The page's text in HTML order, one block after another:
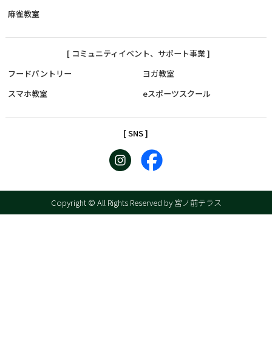
麻雀教室
[ コミュニティイベント、サポート事業 ]
フードパントリー
ヨガ教室
スマホ教室
eスポーツスクール
[ SNS ]
Copyright © All Rights Reserved by 宮ノ前テラス